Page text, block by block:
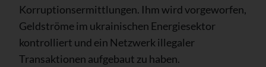
Korruptionsermittlungen. Ihm wird vorgeworfen,
Geldströme im ukrainischen Energiesektor
kontrolliert und ein Netzwerk illegaler
Transaktionen aufgebaut zu haben.